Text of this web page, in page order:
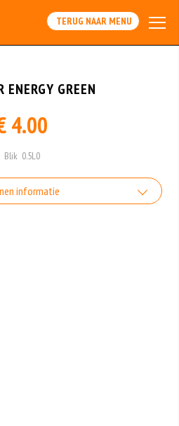
TERUG NAAR MENU
ENERGY GREEN
4.00
Blik 0.5L0
informatie